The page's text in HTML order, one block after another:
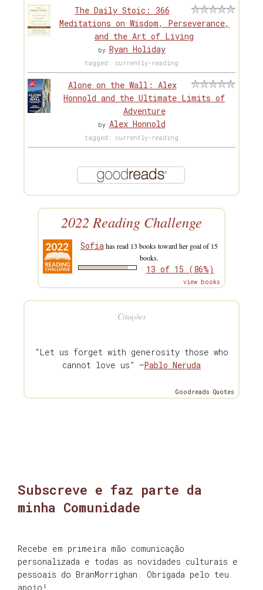
The Daily Stoic: 366
Meditations on Wisdom, Perseverance,
and the Art of Living
by Ryan Holiday
tagged: currently-reading
Alone on the Wall: Alex
Honnold and the Ultimate Limits of
Adventure
by Alex Honnold
tagged: currently-reading
2022 Reading Challenge
Sofia has read 13 books toward her goal of 15
books.
13 of 15 (86%)
view books
Citações
“Let us forget with generosity those who
cannot love us” —Pablo Neruda
Goodreads Quotes
Subscreve e faz parte da
minha Comunidade
Recebe em primeira mão comunicação
personalizada e todas as novidades culturais e
pessoais do BranMorrighan. Obrigada pelo teu
apoio!